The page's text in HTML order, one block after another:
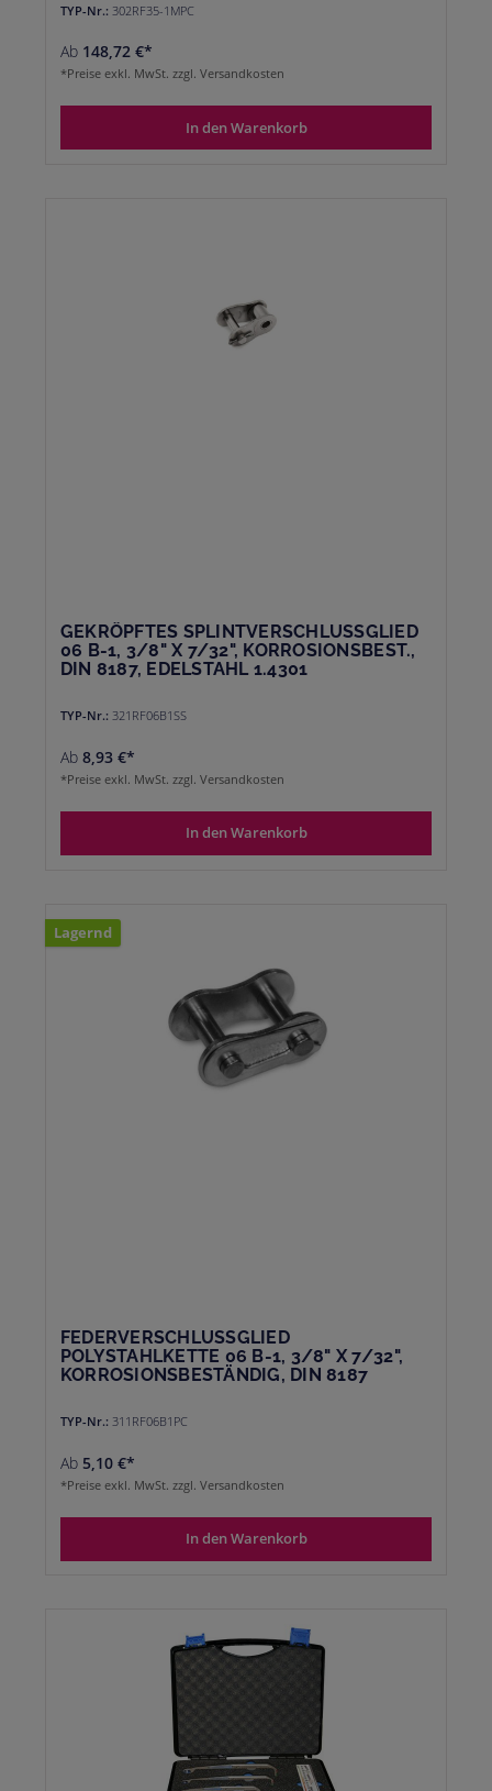
TYP-Nr.: 302RF35-1MPC
Ab 148,72 €*
*Preise exkl. MwSt. zzgl. Versandkosten
In den Warenkorb
GEKRÖPFTES SPLINTVERSCHLUSSGLIED
06 B-1, 3/8" X 7/32", KORROSIONSBEST.,
DIN 8187, EDELSTAHL 1.4301
TYP-Nr.: 321RF06B1SS
Ab 8,93 €*
*Preise exkl. MwSt. zzgl. Versandkosten
In den Warenkorb
Lagernd
FEDERVERSCHLUSSGLIED
POLYSTAHLKETTE 06 B-1, 3/8" X 7/32",
KORROSIONSBESTÄNDIG, DIN 8187
TYP-Nr.: 311RF06B1PC
Ab 5,10 €*
*Preise exkl. MwSt. zzgl. Versandkosten
In den Warenkorb